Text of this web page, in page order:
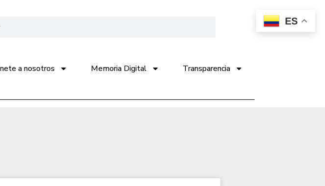
a nosotros Memoria Digital Transparencia
ES